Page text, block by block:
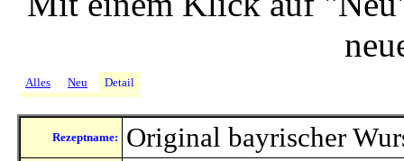
Alles Neu Detail
Rezeptname: Original bayrischer